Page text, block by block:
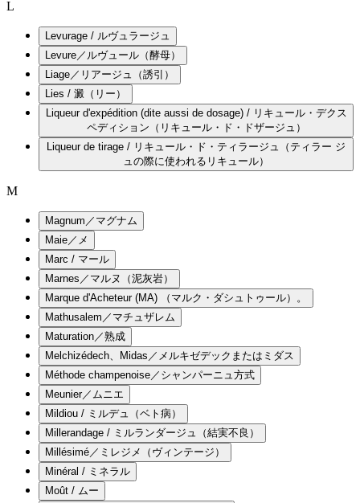
L
Levurage / ルヴュラージュ
Levure／ルヴュール（酵母）
Liage／リアージュ（誘引）
Lies / 澱（リー）
Liqueur d'expédition (dite aussi de dosage) / リキュール・デクス
ペディション（リキュール・ド・ドザージュ）
Liqueur de tirage / リキュール・ド・ティラージュ（ティラー ジ
ュの際に使われるリキュール）
M
Magnum／マグナム
Maie／メ
Marc / マール
Marnes／マルヌ（泥灰岩）
Marque d'Acheteur (MA) （マルク・ダシュトゥール）。
Mathusalem／マチュザレム
Maturation／熟成
Melchizédech、Midas／メルキゼデックまたはミダス
Méthode champenoise／シャンパーニュ方式
Meunier／ムニエ
Mildiou / ミルデュ（ベト病）
Millerandage / ミルランダージュ（結実不良）
Millésimé／ミレジメ（ヴィンテージ）
Minéral / ミネラル
Moût / ムー